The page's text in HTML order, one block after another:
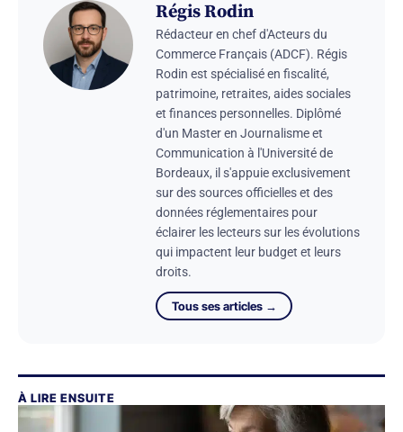
Régis Rodin
Rédacteur en chef d'Acteurs du
Commerce Français (ADCF). Régis
Rodin est spécialisé en fiscalité,
patrimoine, retraites, aides sociales
et finances personnelles. Diplômé
d'un Master en Journalisme et
Communication à l'Université de
Bordeaux, il s'appuie exclusivement
sur des sources officielles et des
données réglementaires pour
éclairer les lecteurs sur les évolutions
qui impactent leur budget et leurs
droits.
Tous ses articles →
À LIRE ENSUITE